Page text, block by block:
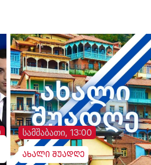
სამშაბათი, 13:00
ახალი შუადღე